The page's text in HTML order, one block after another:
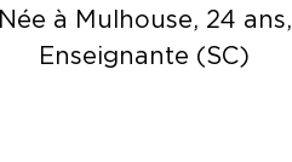
Née à Mulhouse, 24 ans,
Enseignante (SC)